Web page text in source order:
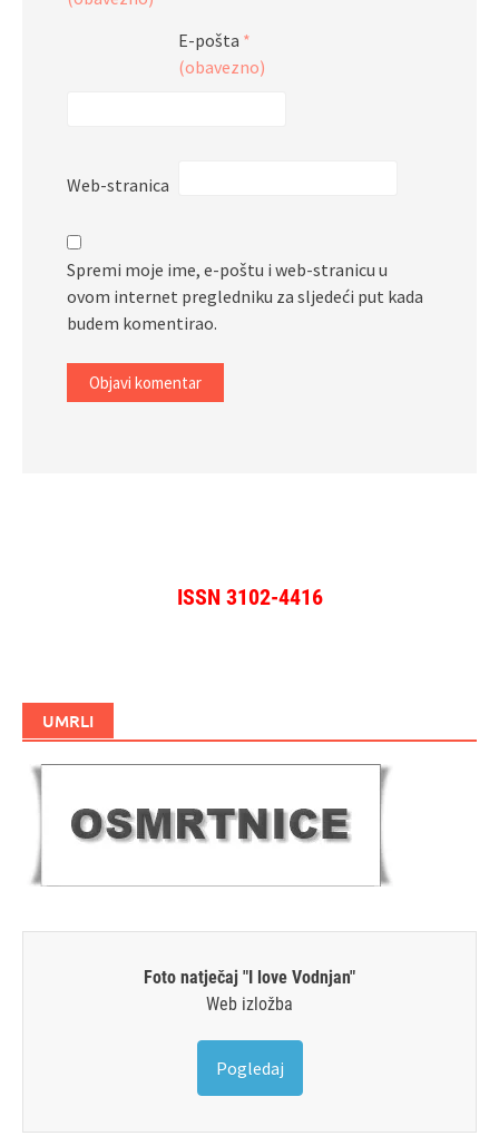
E-pošta *
(obavezno)
Web-stranica
Spremi moje ime, e-poštu i web-stranicu u
ovom internet pregledniku za sljedeći put kada
budem komentirao.
ISSN 3102-4416
UMRLI
Foto natječaj "I love Vodnjan"
Web izložba
Pogledaj